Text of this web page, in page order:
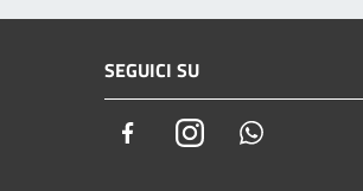
SEGUICI SU
FacebookInstagram